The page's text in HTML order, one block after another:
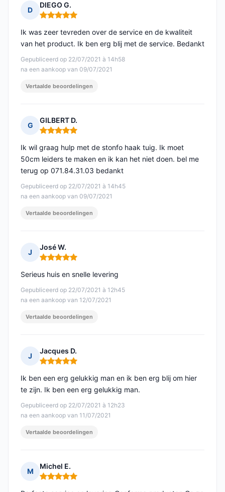
D
DIEGO G.
Opmerking: 5 van 5
Gepubliceerd op 22/07/2021 à 14h58
na een aankoop van 09/07/2021
Ik was zeer tevreden over de service en de kwaliteit
van het product. Ik ben erg blij met de service. Bedankt
Vertaalde beoordelingen
G
GILBERT D.
Opmerking: 5 van 5
Gepubliceerd op 22/07/2021 à 14h45
na een aankoop van 09/07/2021
Ik wil graag hulp met de stonfo haak tuig. Ik moet
50cm leiders te maken en ik kan het niet doen. bel me
terug op 071.84.31.03 bedankt
Vertaalde beoordelingen
J
José W.
Opmerking: 5 van 5
Gepubliceerd op 22/07/2021 à 12h45
na een aankoop van 12/07/2021
Serieus huis en snelle levering
Vertaalde beoordelingen
J
Jacques D.
Opmerking: 5 van 5
Gepubliceerd op 22/07/2021 à 12h23
na een aankoop van 11/07/2021
Ik ben een erg gelukkig man en ik ben erg blij om hier
te zijn. Ik ben een erg gelukkig man.
Vertaalde beoordelingen
M
Michel E.
Opmerking: 5 van 5